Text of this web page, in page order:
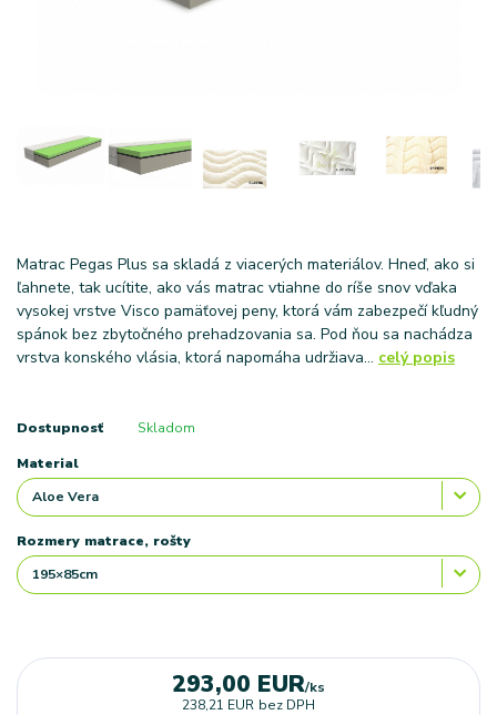
Matrac Pegas Plus sa skladá z viacerých materiálov. Hneď, ako si
ľahnete, tak ucítite, ako vás matrac vtiahne do ríše snov vďaka
vysokej vrstve Visco pamäťovej peny, ktorá vám zabezpečí kľudný
spánok bez zbytočného prehadzovania sa. Pod ňou sa nachádza
vrstva konského vlásia, ktorá napomáha udržiava... celý popis
Dostupnosť Skladom
Material
Rozmery matrace, rošty
293,00 EUR/ks
238,21 EUR bez DPH